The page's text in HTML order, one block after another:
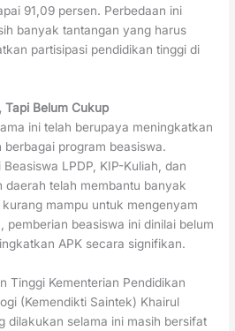
91,09 persen. Perbedaan ini
banyak tantangan yang harus
partisipasi pendidikan tinggi di
Tapi Belum Cukup
ini telah berupaya meningkatkan
program beasiswa.
LPDP, KIP-Kuliah, dan
daerah telah membantu banyak
mampu untuk mengenyam
pemberian beasiswa ini dinilai belum
APK secara signifikan.
Tinggi Kementerian Pendidikan
(Kemendikti Saintek) Khairul
dilakukan selama ini masih bersifat